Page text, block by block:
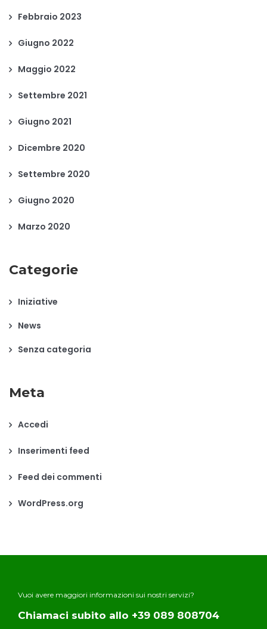
Febbraio 2023
Giugno 2022
Maggio 2022
Settembre 2021
Giugno 2021
Dicembre 2020
Settembre 2020
Giugno 2020
Marzo 2020
Categorie
Iniziative
News
Senza categoria
Meta
Accedi
Inserimenti feed
Feed dei commenti
WordPress.org
Vuoi avere maggiori informazioni sui nostri servizi?
Chiamaci subito allo +39 089 808704